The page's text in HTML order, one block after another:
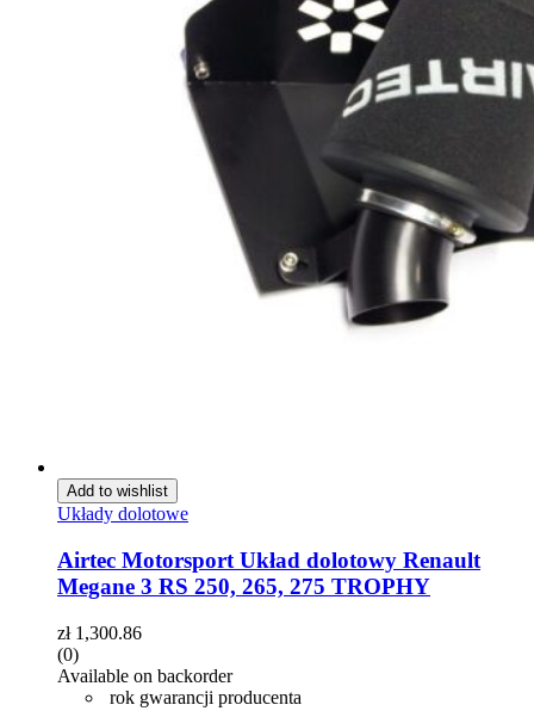
Add to wishlist
Układy dolotowe
Airtec Motorsport Układ dolotowy Renault
Megane 3 RS 250, 265, 275 TROPHY
zł1,300.86
(0)
Available on backorder
rok gwarancji producenta